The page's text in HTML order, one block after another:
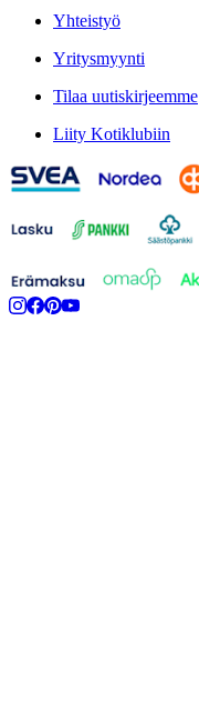
Yhteistyö
Yritysmyynti
Tilaa uutiskirjeemme
Liity Kotiklubiin